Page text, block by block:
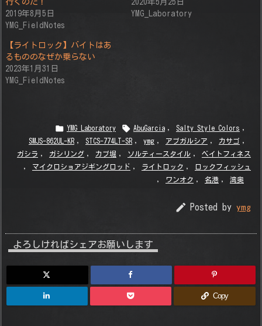
行くのだ！
2019年8月5日
YMG_FieldNotes
2020年5月25日
YMG_Laboratory
【ライトロック】バイトはあ
るもののなぜか乗らない
2023年1月31日
YMG_FieldNotes
 YMG_Laboratory  AbuGarcia , Salty Style Colors ,
SMJS-862UL-KR , STCS-774LT-SR , ymg , アブガルシア , カサゴ ,
ガシラ , ガシリング , カブ堀 , ソルティースタイル ,
ベイトフィネス
,
マイクロショアジギングロッド , ライトロック ,
ロックフィッシュ
,
ワンオク , 名港 , 湾奥
 Posted by ymg
よろしければシェアお願いします
Copy